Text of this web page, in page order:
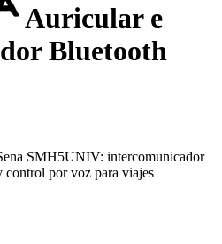
Auricular e
Bluetooth
SMH5UNIV: intercomunicador
control por voz para viajes